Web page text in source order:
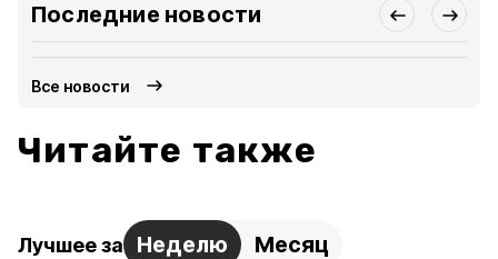
Последние новости
Все новости
Читайте также
Лучшее за Неделю Месяц